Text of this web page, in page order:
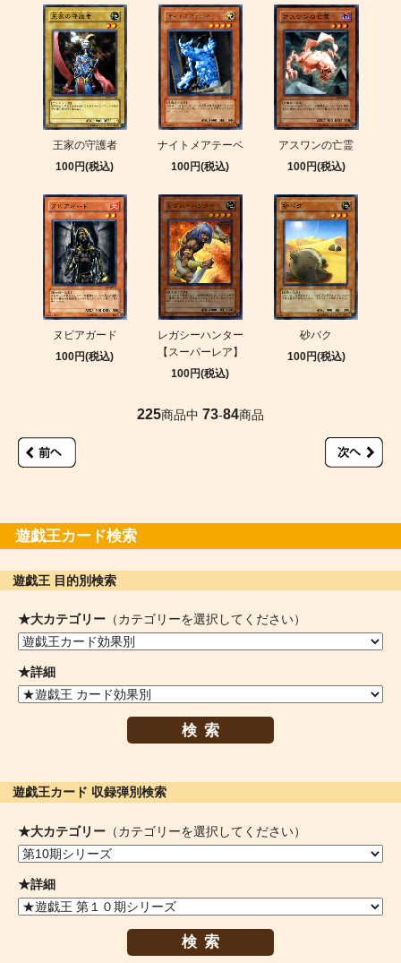
王家の守護者
100円(税込)
ナイトメアテーベ
100円(税込)
アスワンの亡霊
100円(税込)
ヌビアガード
100円(税込)
レガシーハンター
【スーパーレア】
100円(税込)
砂バク
100円(税込)
225商品中 73-84商品
遊戯王カード検索
遊戯王 目的別検索
★大カテゴリー （カテゴリーを選択してください）
★詳細
検索
遊戯王カード 収録弾別検索
★大カテゴリー （カテゴリーを選択してください）
★詳細
検索